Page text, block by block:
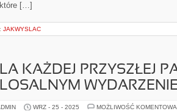
które […]
JAKWYSLAC
KAŻDEJ PRZYSZŁEJ
WRZ - 25 - 2025 MOŻLIWOŚĆ